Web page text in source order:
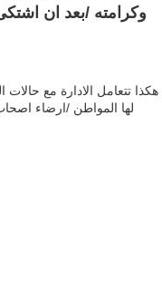
وكرامته /بعد ان اشتكى سكان من صاحب المطعم الملهي